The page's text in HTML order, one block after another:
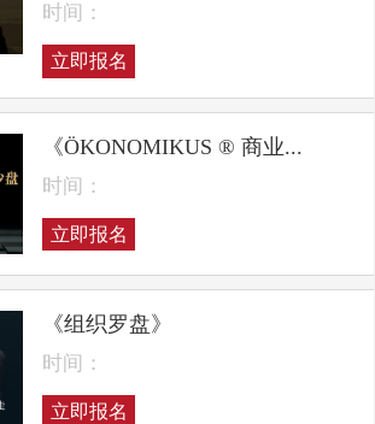
时间：
立即报名
《ÖKONOMIKUS ® 商业...
时间：
立即报名
《组织罗盘》
时间：
立即报名